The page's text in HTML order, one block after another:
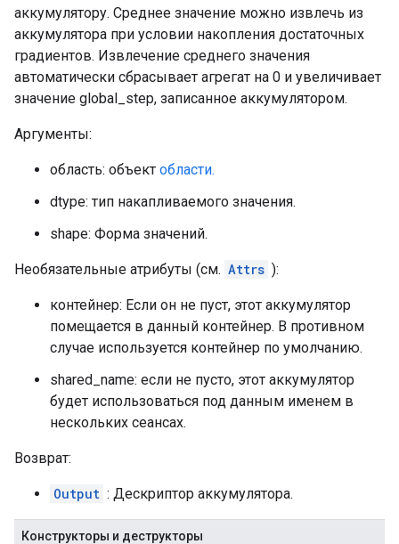
аккумулятору. Среднее значение можно извлечь из
аккумулятора при условии накопления достаточных
градиентов. Извлечение среднего значения
автоматически сбрасывает агрегат на 0 и увеличивает
значение global_step, записанное аккумулятором.
Аргументы:
область: объект области.
dtype: тип накапливаемого значения.
shape: Форма значений.
Необязательные атрибуты (см. Attrs ):
контейнер: Если он не пуст, этот аккумулятор
помещается в данный контейнер. В противном
случае используется контейнер по умолчанию.
shared_name: если не пусто, этот аккумулятор
будет использоваться под данным именем в
нескольких сеансах.
Возврат:
Output : Дескриптор аккумулятора.
Конструкторы и деструкторы